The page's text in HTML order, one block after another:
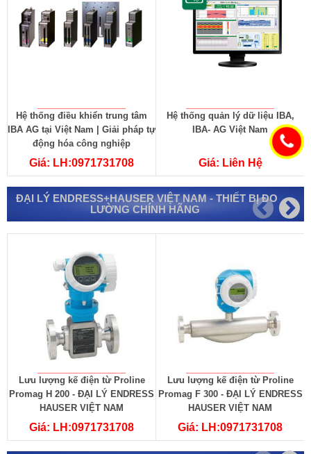
Hệ thống điều khiển trung tâm
IBA AG tại Việt Nam | Giải pháp tự
động hóa công nghiệp
Giá: LH:0971731708
Hệ thống quản lý dữ liệu IBA,
IBA- AG Việt Nam
Giá: Liên Hệ
ĐẠI LÝ ENDRESS+HAUSER VIỆT NAM - THIẾT BỊ ĐO
LƯỜNG CHÍNH HÃNG
Lưu lượng kế điện từ Proline
Promag H 200 - ĐẠI LÝ ENDRESS
HAUSER VIỆT NAM
Giá: LH:0971731708
Lưu lượng kế điện từ Proline
Promag F 300 - ĐẠI LÝ ENDRESS
HAUSER VIỆT NAM
Giá: LH:0971731708